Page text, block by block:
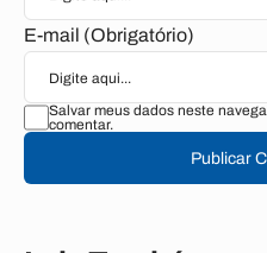
E-mail (Obrigatório)
Salvar meus dados neste
comentar.
Publicar